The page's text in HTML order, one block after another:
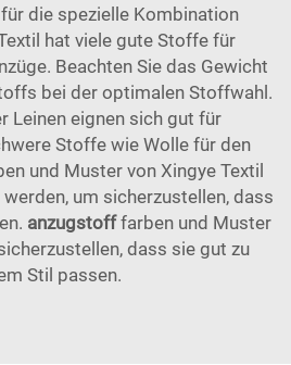
die spezielle Kombination
hat viele gute Stoffe für
Beachten Sie das Gewicht
bei der optimalen Stoffwahl.
Leinen eignen sich gut für
Stoffe wie Wolle für den
und Muster von Xingye Textil
um sicherzustellen, dass
anzugstofffarben und Muster
dass sie gut zu
Stil passen.